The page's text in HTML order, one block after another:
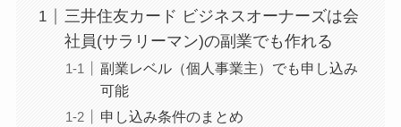
三井住友カード ビジネスオーナーズは会
社員(サラリーマン)の副業でも作れる
副業レベル（個人事業主）でも申し込み
可能
申し込み条件のまとめ